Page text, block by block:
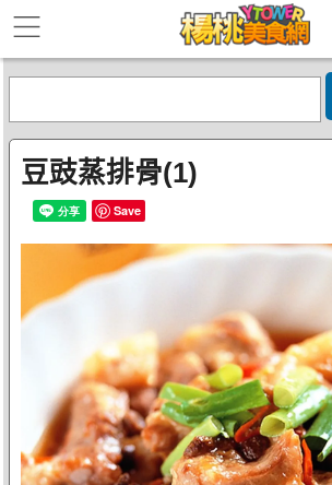
豆豉蒸排骨(1)
Save